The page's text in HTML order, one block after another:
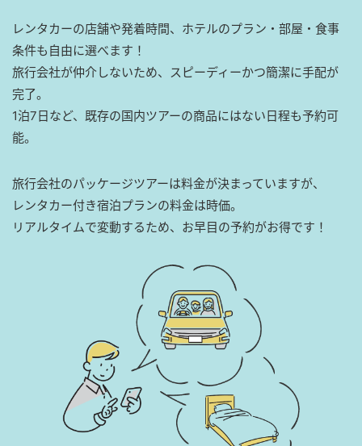
レンタカーの店舗や発着時間、ホテルのプラン・部屋・食事
条件も自由に選べます！
旅行会社が仲介しないため、スピーディーかつ簡潔に手配が
完了。
1泊7日など、既存の国内ツアーの商品にはない日程も予約可
能。
旅行会社のパッケージツアーは料金が決まっていますが、
レンタカー付き宿泊プランの料金は時価。
リアルタイムで変動するため、お早目の予約がお得です！